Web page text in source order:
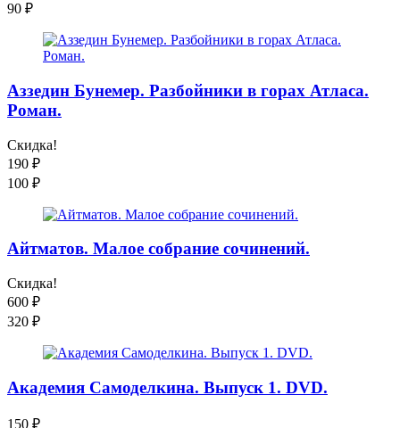
90 ₽
Аззедин Бунемер. Разбойники в горах Атласа.
Роман.
Скидка!
190 ₽
100 ₽
Айтматов. Малое собрание сочинений.
Скидка!
600 ₽
320 ₽
Академия Самоделкина. Выпуск 1. DVD.
150 ₽